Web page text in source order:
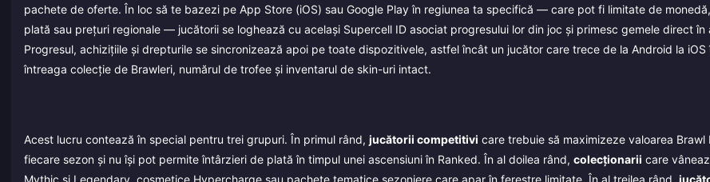
pachete de oferte. În loc să te bazezi pe App Store (iOS) sau Google Play în regiunea ta specifică — care pot fi limitate de
plată sau prețuri regionale — jucătorii se loghează cu același Supercell ID asociat progresului lor din joc și primesc gemele direct în
Progresul, achizițiile și drepturile se sincronizează apoi pe toate dispozitivele, astfel încât un jucător care trece de la Android la iOS
întreaga colecție de Brawleri, numărul de trofee și inventarul de skin-uri intact.
Acest lucru contează în special pentru trei grupuri. În primul rând, jucătorii competitivi care trebuie să maximizeze valoarea Brawl
fiecare sezon și nu își pot permite întârzieri de plată în timpul unei ascensiuni în Ranked. În al doilea rând, colecționarii care
Mythic și Legendary, cosmetice Hypercharge sau pachete tematice sezoniere care apar în ferestre limitate. În al treilea rând,